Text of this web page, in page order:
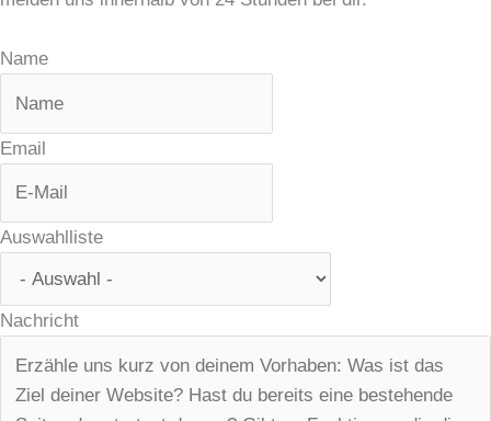
Name
Email
Auswahlliste
Nachricht